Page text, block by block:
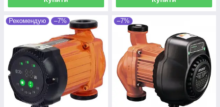
Рекомендую –7% –7%